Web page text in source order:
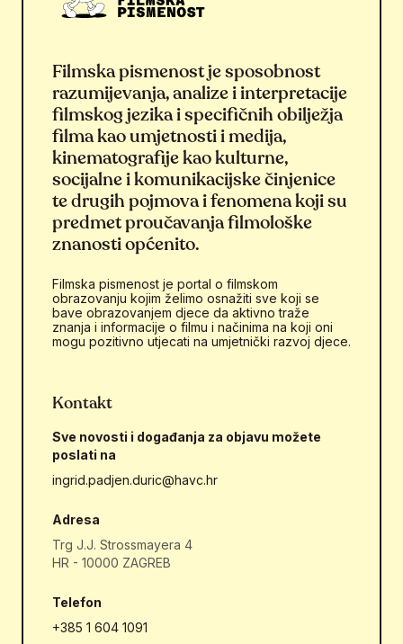
Filmska pismenost je sposobnost
razumijevanja, analize i interpretacije
filmskog jezika i specifičnih obilježja
filma kao umjetnosti i medija,
kinematografije kao kulturne,
socijalne i komunikacijske činjenice
te drugih pojmova i fenomena koji su
predmet proučavanja filmološke
znanosti općenito.
Filmska pismenost je portal o filmskom
obrazovanju kojim želimo osnažiti sve koji se
bave obrazovanjem djece da aktivno traže
znanja i informacije o filmu i načinima na koji oni
mogu pozitivno utjecati na umjetnički razvoj djece.
Kontakt
Sve novosti i događanja za objavu možete
poslati na
ingrid.padjen.duric@havc.hr
Adresa
Trg J.J. Strossmayera 4
HR - 10000 ZAGREB
Telefon
+385 1 604 1091